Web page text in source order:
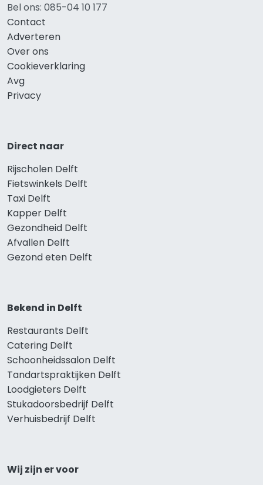
Bel ons: 085-04 10 177
Contact
Adverteren
Over ons
Cookieverklaring
Avg
Privacy
Direct naar
Rijscholen Delft
Fietswinkels Delft
Taxi Delft
Kapper Delft
Gezondheid Delft
Afvallen Delft
Gezond eten Delft
Bekend in Delft
Restaurants Delft
Catering Delft
Schoonheidssalon Delft
Tandartspraktijken Delft
Loodgieters Delft
Stukadoorsbedrijf Delft
Verhuisbedrijf Delft
Wij zijn er voor